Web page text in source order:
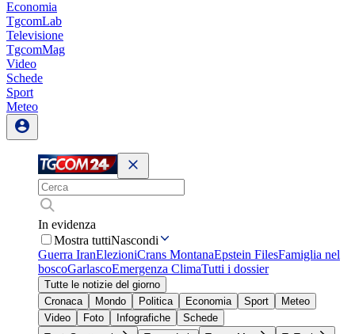
Economia
TgcomLab
Televisione
TgcomMag
Video
Schede
Sport
Meteo
In evidenza
Mostra tuttiNascondi
Guerra IranElezioniCrans MontanaEpstein FilesFamiglia nel
boscoGarlascoEmergenza ClimaTutti i dossier
Tutte le notizie del giorno
Cronaca
Mondo Politica Economia Sport
Meteo
Video
Foto Infografiche
Schede